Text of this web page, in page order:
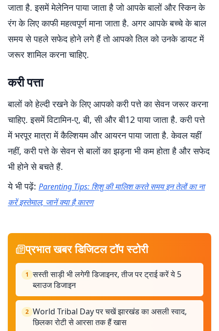
जाता है. इसमें मेलेनिन पाया जाता है जो आपके बालों और स्किन के
रंग के लिए काफी महत्वपूर्ण माना जाता है. अगर आपके बच्चे के बाल
समय से पहले सफेद होने लगे हैं तो आपको तिल को उनके डायट में
जरूर शामिल करना चाहिए.
करी पत्ता
बालों को हेल्दी रखने के लिए आपको करी पत्ते का सेवन जरूर करना
चाहिए. इसमें विटामिन-ए, बी, सी और बी12 पाया जाता है. करी पत्ते
में भरपूर मात्रा में कैल्शियम और आयरन पाया जाता है. केवल यहीं
नहीं, करी पत्ते के सेवन से बालों का झड़ना भी कम होता है और सफेद
भी होने से बचते हैं.
ये भी पढ़ें: Parenting Tips: शिशु की मालिश करते समय इन तेलों का ना
करें इस्तेमाल, जानें क्या है कारण
प्रभात खबर डिजिटल टॉप स्टोरी
1 सस्ती साड़ी भी लगेगी डिजाइनर, तीज पर ट्राई करें ये 5
ब्लाउज डिजाइन
2 World Tribal Day पर चखें झारखंड का असली स्वाद,
छिलका रोटी से आरसा तक हैं खास